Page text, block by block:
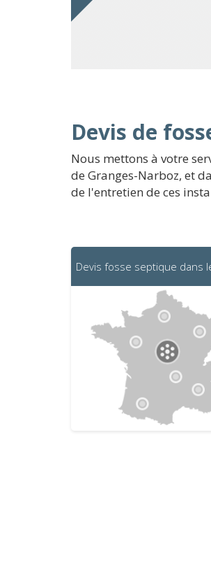
Devis de
Nous mettons à votre
de Granges-Narboz, et
de l'entretien de ces
Devis fosse septique dans